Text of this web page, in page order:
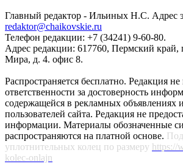
Главный редактор - Ильиных Н.С. Адрес
redaktor@chaikovskie.ru
Телефон редакции: +7 (34241) 9-60-80.
Адрес редакции: 617760, Пермский край,
Мира, д. 4. офис 8.
Распространяется бесплатно. Редакция не
ответственности за достоверность
содержащейся в рекламных объявлениях
пользователей сайта. Редакция не
информации. Материалы обозначенные
распространяются на платной основе.
уплотнительных колец по размеру https://
kolec-onlajn